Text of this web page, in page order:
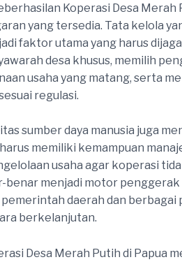
Koperasi Desa
yang tersedia. Tata kelola
faktor utama yang harus
desa khusus, memilih
usaha yang matang, serta
regulasi.
sumber daya manusia juga
memiliki kemampuan
usaha agar koperasi
benar menjadi motor
pemerintah daerah dan
berkelanjutan.
Desa Merah Putih di Papua